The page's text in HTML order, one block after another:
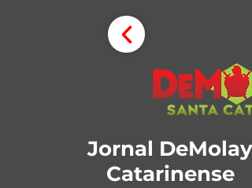
Jornal DeMolay
Catarinense